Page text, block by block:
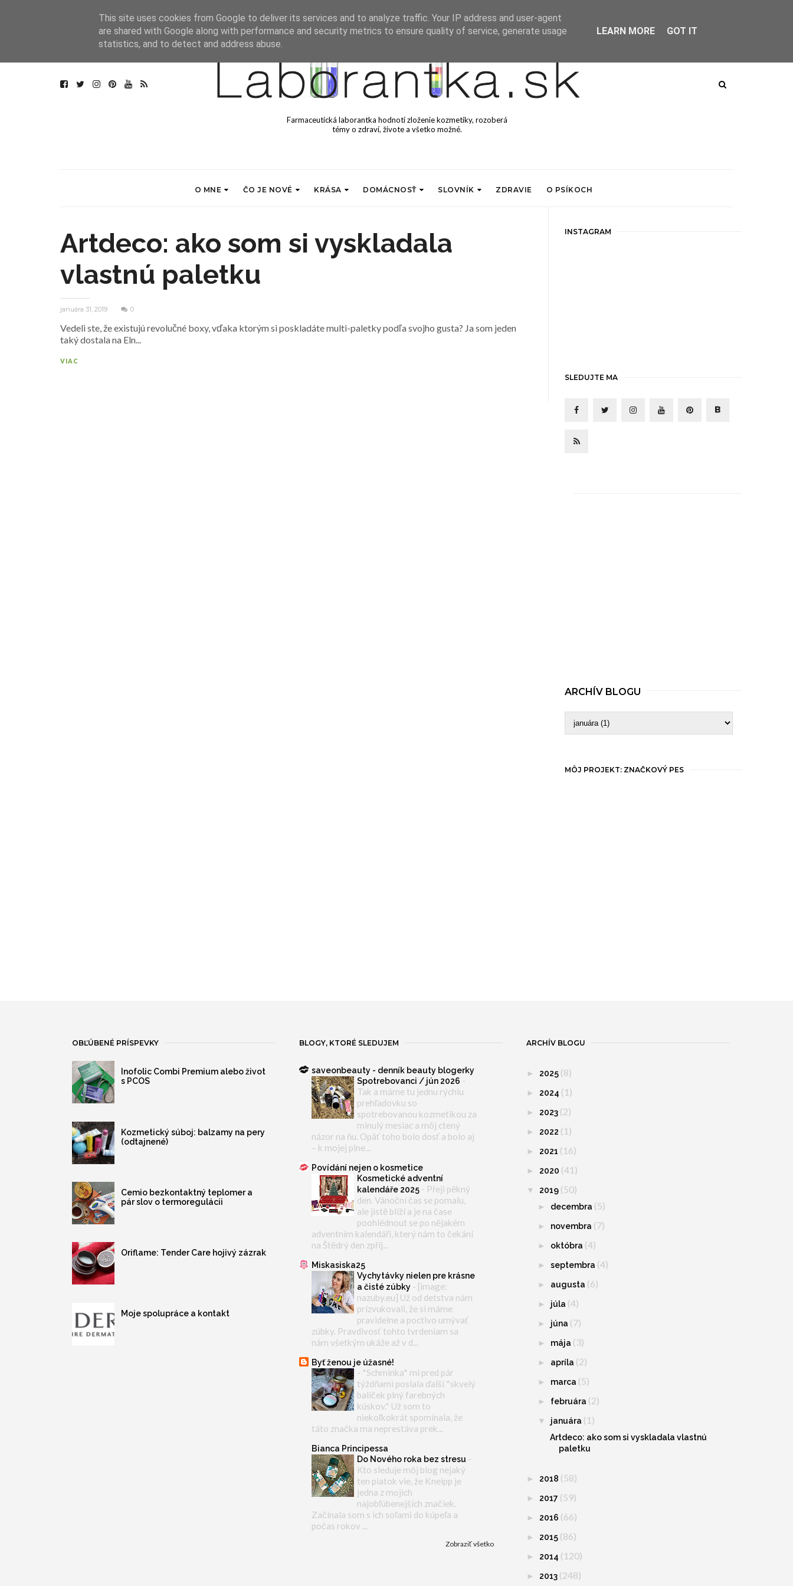
Farmaceutická laborantka hodnotí zloženie kozmetiky, rozoberá
témy o zdraví, živote a všetko možné.
O MNE ČO JE NOVÉ KRÁSA DOMÁCNOSŤ SLOVNÍK ZDRAVIE O PSÍKOCH
Artdeco: ako som si vyskladala
vlastnú paletku
januára 31, 2019 0
Vedeli ste, že existujú revolučné boxy, vďaka ktorým si poskladáte multi-paletky podľa svojho gusta? Ja som jeden
taký dostala na Eln...
VIAC
INSTAGRAM
SLEDUJTE MA
ARCHÍV BLOGU
MÔJ PROJEKT: ZNAČKOVÝ PES
OBĽÚBENÉ PRÍSPEVKY
Inofolic Combi Premium alebo život
s PCOS
Kozmetický súboj: balzamy na pery
(odtajnené)
Cemio bezkontaktný teplomer a
pár slov o termoregulácii
Oriflame: Tender Care hojivý zázrak
Moje spolupráce a kontakt
BLOGY, KTORÉ SLEDUJEM
saveonbeauty - denník beauty blogerky
Spotrebovanci / jún 2026 -
Tak a máme tu jednu rýchlu
prehľadovku so
spotrebovanou kozmetikou za
minulý mesiac a môj ctený
názor na ňu. Opäť toho bolo dosť a bolo aj
– k mojej plne...
Povídání nejen o kosmetice
Kosmetické adventní
kalendáře 2025 - Přeji pěkný
den. Vánoční čas se pomalu,
ale jistě blíží a je na čase
poohlédnout se po nějakém
adventním kalendáři, který nám to čekání
na Štědrý den zpříj...
Miskasiska25
Vychytávky nielen pre krásne
a čisté zúbky - [image:
nazuby.eu] Už od detstva nám
prízvukovali, že si máme
pravidelne a poctivo umývať
zúbky. Pravdivosť tohto tvrdeniam sa
nám všetkým ukáže až v d...
Byť ženou je úžasné!
- *Schminka* mi pred pár
týždňami poslala ďalší *skvelý
balíček plný farebných
kúskov.* Už som to
niekoľkokrát spomínala, že
táto značka ma neprestáva prek...
Bianca Principessa
Do Nového roka bez stresu -
Kto sleduje môj blog nejaký
ten piatok vie, že Kneipp je
jedna z mojich
najobľúbenejších značiek.
Začínala som s ich soľami do kúpeľa a
počas rokov ...
Zobraziť všetko
ARCHÍV BLOGU
► 2025 (8)
► 2024 (1)
► 2023 (2)
► 2022 (1)
► 2021 (16)
► 2020 (41)
▼ 2019 (50)
► decembra (5)
► novembra (7)
► októbra (4)
►septembra (4)
► augusta (6)
► júla (4)
► júna (7)
► mája (3)
► apríla (2)
► marca (5)
► februára (2)
▼ januára (1)
Artdeco: ako som si vyskladala vlastnú
paletku
► 2018 (58)
► 2017 (59)
► 2016 (66)
► 2015 (86)
► 2014 (120)
► 2013 (248)
This site uses cookies from Google to deliver its services and to analyze traffic. Your IP address and user-agent
are shared with Google along with performance and security metrics to ensure quality of service, generate usage
statistics, and to detect and address abuse.
LEARN MORE GOT IT